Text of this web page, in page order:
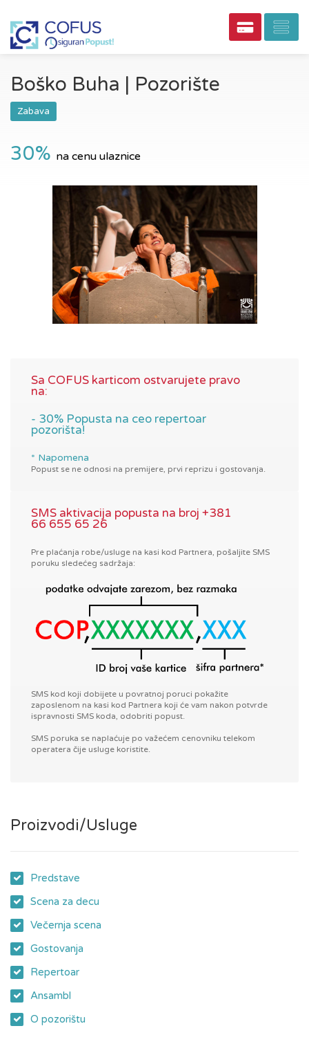
Boško Buha | Pozorište
Zabava
30% na cenu ulaznice
Sa COFUS karticom ostvarujete pravo
na:
- 30% Popusta na ceo repertoar
pozorišta!
* Napomena
Popust se ne odnosi na premijere, prvi reprizu i gostovanja.
SMS aktivacija popusta na broj +381
66 655 65 26
Pre plaćanja robe/usluge na kasi kod Partnera, pošaljite SMS
poruku sledećeg sadržaja:
SMS kod koji dobijete u povratnoj poruci pokažite
zaposlenom na kasi kod Partnera koji će vam nakon potvrde
ispravnosti SMS koda, odobriti popust.
SMS poruka se naplaćuje po važećem cenovniku telekom
operatera čije usluge koristite.
Proizvodi/Usluge
Predstave
Scena za decu
Večernja scena
Gostovanja
Repertoar
Ansambl
O pozorištu